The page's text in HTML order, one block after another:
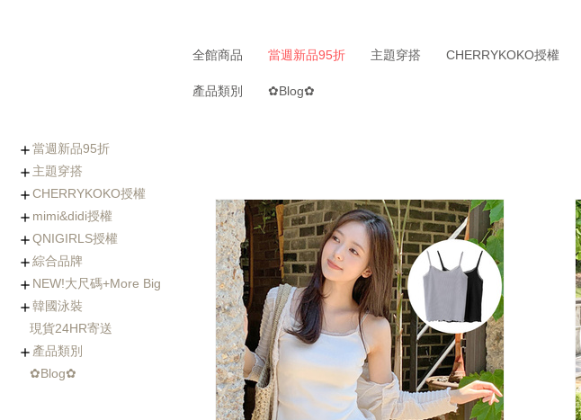
全館商品 當週新品95折 主題穿搭 CHERRYKOKO授權
產品類別 ✿Blog✿
當週新品95折
0806-0812新品
(8/5~8/12優惠95折)
0730-0805新品
0723-0729新品
0716-0722新品
0702-0708新品
主題穿搭
Chic x Slim｜逆天長腿
西裝褲特蒐
化身金秘書｜OL上衣穿
搭特輯
婚禮不失禮｜穿出好人
緣的優雅穿搭
小隻女專屬長褲｜再也
不用改褲長了！
徹底擊中他的心｜約會
穿搭必勝術
穿出時髦與優雅｜時尚
風衣特輯
寒流我不怕｜時髦保暖
外套特蒐
羊毛大衣
手工羊毛大衣
羽絨外套/鋪棉外套
毛衣外套
其它款式外套
海島假期必備｜渡假風
單品一次打包
棉花糖女孩の顯瘦絕招
Basic Wear｜365天天
都好搭！
穿過回不去的褲子
社團人氣款
Rachel's World直播間
名人推薦
人氣部落客Chiao推薦
年代新聞主播著用款
CHERRYKOKO授權
+ Made koko
+ Basic基礎內搭
+ Top上衣類
+ Outer外套類
+ Onepeice洋裝類
+ Skirt裙子類
+ Pants褲子類
+ Jeans單寧類
+ Acc配件類
+ Bag&Shoes包款&鞋
類
+ Summer Look
mimi&didi授權
+ Basic基礎內搭
+ Top上衣類
+ Outer外套類
+ Onepiece洋裝類
+ Skirt裙子類
+ Pants褲子類
+ Jeans單寧類
+ Acc配件類
+ Bag&Shoes包款&鞋
類
+ Homewear家居服飾
+ Summer Look
QNIGIRLS授權
+ QNIMADE
+ 155JEANS
+5cm加長版
+ Basic基礎內搭
+ Top上衣類
+ Outer外套類
+ Onepiece洋裝類
+ Skirt裙子類
+ Pants褲子類
+ Jeans單寧類
+ Acc配件類
+ Bags&Shoes包款&鞋
類
綜合品牌
+ Basic基礎內搭
+ Top上衣類
+ Outer外套類
+ Onepeice洋裝類
+ Skirt裙子類
+ Pants褲子類
+ Jeans單寧類
+ Bag&Shoes包款&鞋
類
+ Acc配件類
+ Summer Look
+ Fitnese Wear +
NEW!大尺碼+More Big
+ Top大尺碼上衣
+ Dress大尺碼洋裝
+ Ouetr大尺碼外套
+ Bottom大尺碼下身
韓國泳裝
連身泳裝
兩件式比基尼
三&四件式比基尼
大尺碼泳衣
防曬衣rash guard
玩水配件
現貨24HR寄送
產品類別
Basic基礎內搭
Top上衣類
Outer外套類
Skirt裙類
Pants褲類
Onepiece洋裝類
Acc配件類
Shoes鞋類
Bag包類
Homewear家居服飾
FitnessWear
✿Blog✿